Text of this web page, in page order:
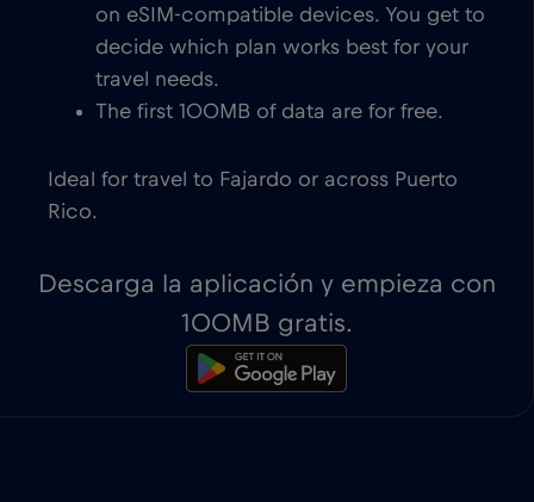
on eSIM-compatible devices. You get to
decide which plan works best for your
travel needs.
The first 100MB of data are for free.
Ideal for travel to Fajardo or across Puerto
Rico.
Descarga la aplicación y empieza con
100MB gratis.